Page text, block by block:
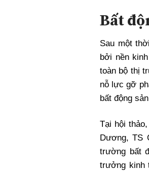
Bất
Sau một
bởi nền
toàn bộ thị
nỗ lực gỡ
bất động
Tại hội
Dương, TS
trường bất
trưởng kinh